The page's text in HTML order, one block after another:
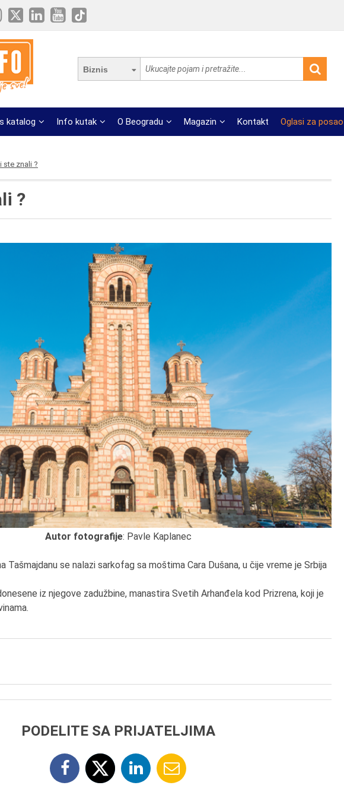
Biznis
katalog Info kutak O Beogradu Magazin Kontakt Oglasi za posao
ste znali ?
?
Autor fotografije: Pavle Kaplanec
Tašmajdanu se nalazi sarkofag sa moštima Cara Dušana, u čije vreme je Srbija
iz njegove zadužbine, manastira Svetih Arhanđela kod Prizrena, koji je
PODELITE SA PRIJATELJIMA
Preminula je Zorka Boljanović,
predsednik Udruženja žena